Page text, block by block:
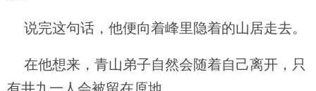
说完这句话，他便向着峰里隐着的山居走去。
在他想来，青山弟子自然会随着自己离开，只